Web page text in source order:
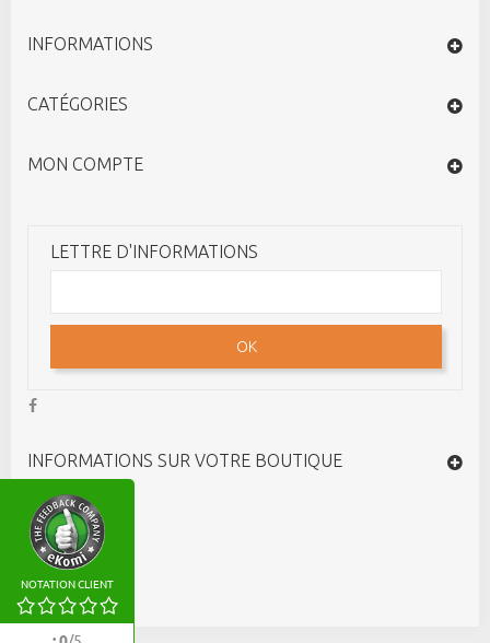
NOTATION CLIENT
INFORMATIONS
CATÉGORIES
MON COMPTE
LETTRE D'INFORMATIONS
OK
INFORMATIONS SUR VOTRE BOUTIQUE